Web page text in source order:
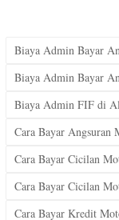
Biaya Admin Bayar
Biaya Admin Bayar
Biaya Admin FIF di
Cara Bayar Angsuran
Cara Bayar Cicilan
Cara Bayar Cicilan
Cara Bayar Kredit